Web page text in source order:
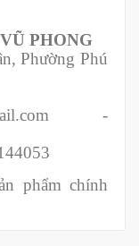
PHONG
Phường Phú
-
phẩm chính